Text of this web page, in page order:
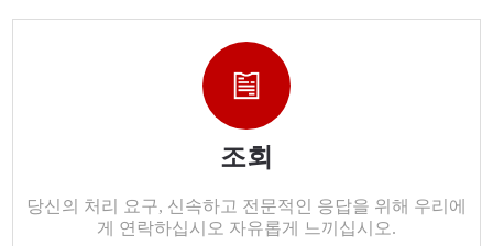
조회
당신의 처리 요구, 신속하고 전문적인 응답을 위해 우리에
게 연락하십시오 자유롭게 느끼십시오.